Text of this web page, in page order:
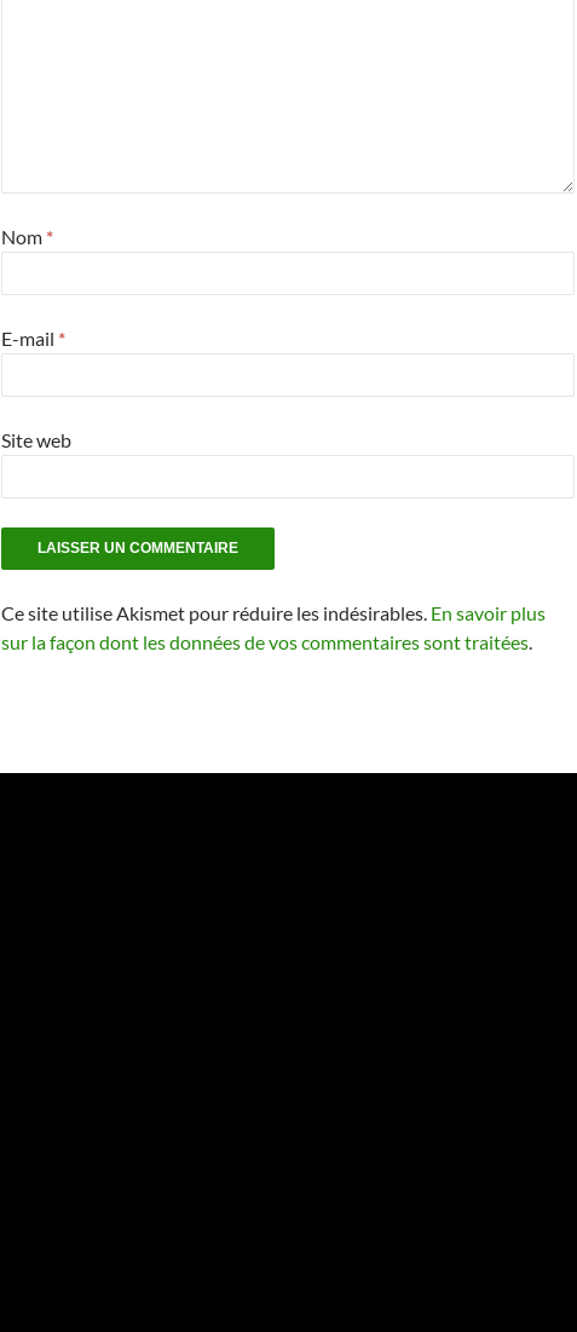
Nom *
E-mail *
Site web
Ce site utilise Akismet pour réduire les indésirables. En savoir plus
sur la façon dont les données de vos commentaires sont traitées.